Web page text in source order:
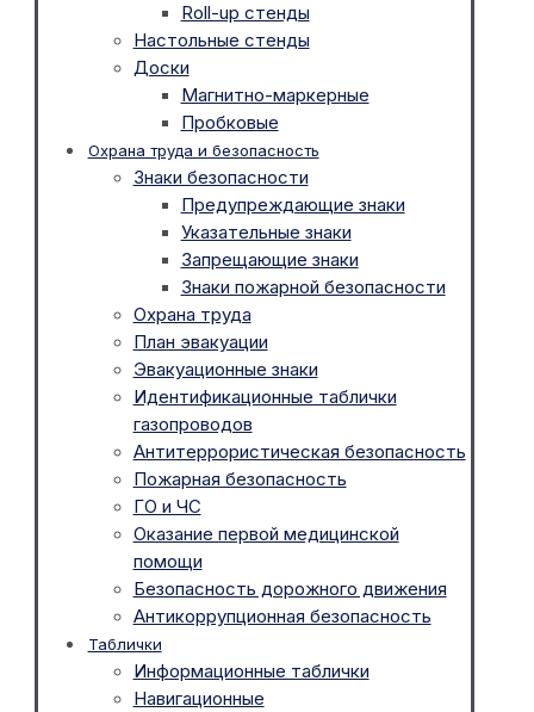
Roll-up стенды
Настольные стенды
Доски
Магнитно-маркерные
Пробковые
Охрана труда и безопасность
Знаки безопасности
Предупреждающие знаки
Указательные знаки
Запрещающие знаки
Знаки пожарной безопасности
Охрана труда
План эвакуации
Эвакуационные знаки
Идентификационные таблички
газопроводов
Антитеррористическая безопасность
Пожарная безопасность
ГО и ЧС
Оказание первой медицинской
помощи
Безопасность дорожного движения
Антикоррупционная безопасность
Таблички
Информационные таблички
Навигационные